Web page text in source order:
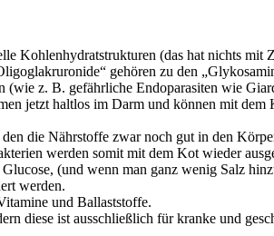
Kohlenhydratstrukturen (das hat nichts mit
gehören zu den
z. B. gefährliche Endoparasiten wie
jetzt haltlos im Darm und können mit dem
die Nährstoffe zwar noch gut in den
werden somit mit dem Kot wieder
(und wenn man ganz wenig Salz
werden.
und Ballaststoffe.
diese ist ausschließlich für kranke und